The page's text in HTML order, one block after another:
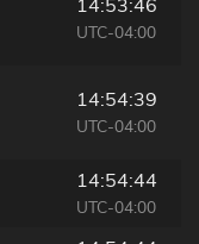
UTC-04:00
14:54:39
UTC-04:00
14:54:44
UTC-04:00